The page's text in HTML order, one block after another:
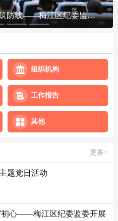
法槌落处警钟鸣 旁听庭审筑防线——梅江区纪委监委举办“庭审+廉政警示教育课堂”
组织机构
工作报告
其他
更多>
题党日活动
初心——梅江区纪委监委开展